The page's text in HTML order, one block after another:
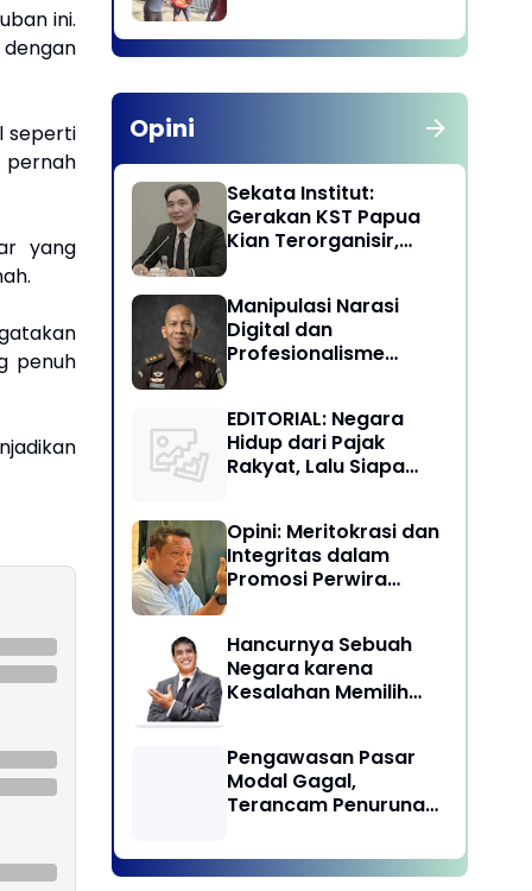
ini.
seperti
yang
penuh
Anggota dan Kaum
Dhuafa
Opini
Sekata Institut:
Gerakan KST Papua
Kian Terorganisir,
Manipulasi Narasi
Digital dan
Profesionalisme
Social Media di
Indonesia
EDITORIAL: Negara
Hidup dari Pajak
Rakyat, Lalu Siapa
Opini: Meritokrasi dan
Integritas dalam
Promosi Perwira
Hancurnya Sebuah
Negara karena
Kesalahan Memilih
Pengawasan Pasar
Modal Gagal,
Terancam Penurunan